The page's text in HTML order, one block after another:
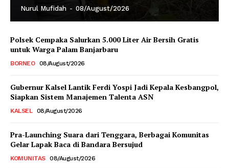
Nurul Mufidah - 08/August/2026
Polsek Cempaka Salurkan 5.000 Liter Air Bersih Gratis
untuk Warga Palam Banjarbaru
BORNEO 08/August/2026
Gubernur Kalsel Lantik Ferdi Yospi Jadi Kepala Kesbangpol,
Siapkan Sistem Manajemen Talenta ASN
KALSEL 08/August/2026
Pra-Launching Suara dari Tenggara, Berbagai Komunitas
Gelar Lapak Baca di Bandara Bersujud
KOMUNITAS 08/August/2026